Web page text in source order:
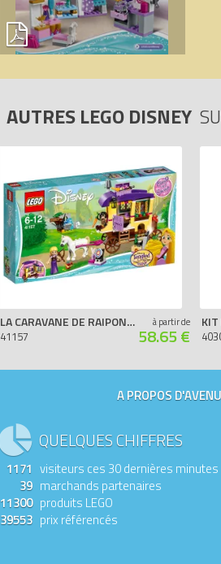
AUTRES LEGO DISNEY
LA CARAVANE DE RAIPONCE
41157
à partir de
58.65 €
A PROPOS
QUELQUES CHIFFRES
1171 visiteurs ces 30 dernières minutes
39 marchands partenaires
11300 produits LEGO
39553 prix référencés